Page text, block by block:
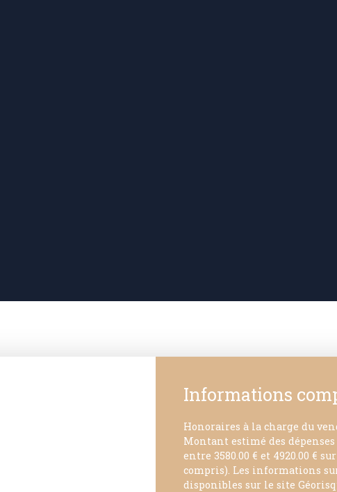
Informations
Honoraires à la charge du
Montant estimé des
entre 3580.00 € et 4920.00 €
compris). Les informations
disponibles sur le site